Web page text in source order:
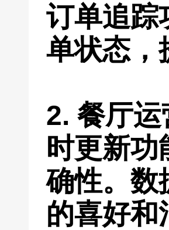
订单追踪
单状态，
2. 餐厅
时更新功
确性。数
的喜好和